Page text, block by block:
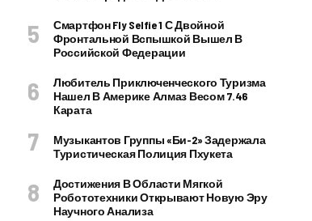
Смартфон Fly Selfie 1 С Двойной
Фронтальной Вспышкой Вышел В
Российской Федерации
Любитель Приключенческого Туризма
Нашел В Америке Алмаз Весом 7.46
Карата
Музыкантов Группы «Би-2» Задержала
Туристическая Полиция Пхукета
Достижения В Области Мягкой
Робототехники Открывают Новую Эру
Научного Анализа